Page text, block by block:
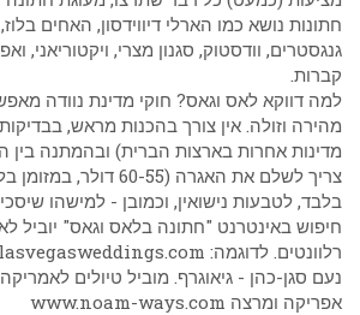
חתונות נושא כמו הארלי דיווידסון, האחים
גנגסטרים, וודסטוק, סגנון מצרי, ויקטוריאני,
קברות.
למה דווקא לאס וגאס? חוקי מדינת נוודה
מהירה וזולה. אין צורך בהכנות מראש,
מדינות אחרות בארצות הברית) ובהמתנה בין
צריך לשלם את האגרה (60-
בלבד, לטבעות נישואין, וכמובן - למישהו
חיפוש באינטרנט "חתונה בלאס וגאס" יוביל
רלוונטים. לדוגמה: www.lasvegasweddings.com
נעם סגן-כהן - גיאוגרף. מוביל טיולים
אפריקה ומרצה www.noam-ways.com